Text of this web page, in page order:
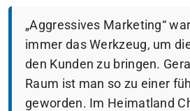
„Aggressives Marketing“
immer das Werkzeug, um
den Kunden zu bringen.
Raum ist man so zu einer
geworden. Im Heimatland